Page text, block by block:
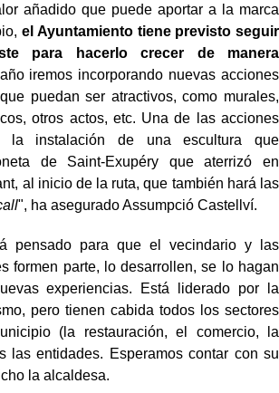
añadido que puede aportar a la marca
el Ayuntamiento tiene previsto seguir
para hacerlo crecer de manera
iremos incorporando nuevas acciones
puedan ser atractivos, como murales,
otros actos, etc. Una de las acciones
la instalación de una escultura que
de Saint-Exupéry que aterrizó en
al inicio de la ruta, que también hará las
", ha asegurado Assumpció Castellví.
pensado para que el vecindario y las
formen parte, lo desarrollen, se lo hagan
experiencias. Está liderado por la
pero tienen cabida todos los sectores
(la restauración, el comercio, la
las entidades. Esperamos contar con su
la alcaldesa.